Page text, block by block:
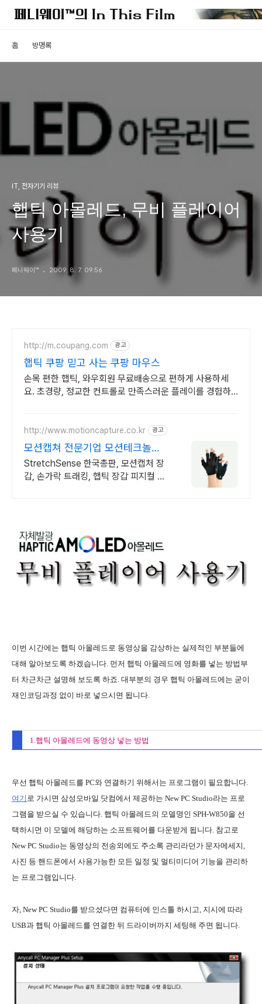
홈 방명록
IT, 전자기기 리뷰
햅틱 아몰레드, 무비 플레이어
사용기
페니웨이™ 2009. 8. 7. 09:56
http://m.coupang.com 광고
햅틱 쿠팡 믿고 사는 쿠팡 마우스
손목 편한 햅틱, 와우회원 무료배송으로 편하게 사용하세
요. 초경량, 정교한 컨트롤로 만족스러운 플레이를 경험하
http://www.motioncapture.co.kr 광고
모션캡쳐 전문기업 모션테크놀로
지
StretchSense 한국총판, 모션캡처 장
갑, 손가락 트래킹, 햅틱 장갑 피지컬 AI
이번 시간에는 햅틱 아몰레드로 동영상을 감상하는 실제적인 부분들에
대해 알아보도록 하겠습니다. 먼저 햅틱 아몰레드에 영화를 넣는 방법부
터 차근차근 설명해 보도록 하죠. 대부분의 경우 햅틱 아몰레드에는 굳이
재인코딩과정 없이 바로 넣으시면 됩니다.
1.햅틱 아몰레드에 동영상 넣는 방법
우선 햅틱 아몰레드를 PC와 연결하기 위해서는 프로그램이 필요합니다.
여기 로 가시면 삼성모바일 닷컴에서 제공하는 New PC Studio라는 프로
그램을 받으실 수 있습니다. 햅틱 아몰레드의 모델명인 SPH-W850을 선
택하시면 이 모델에 해당하는 소프트웨어를 다운받게 됩니다. 참고로
New PC Studio는 동영상의 전송외에도 주소록 관리라던가 문자메세지,
사진 등 핸드폰에서 사용가능한 모든 일정 및 멀티미디어 기능을 관리하
는 프로그램입니다.
자, New PC Studio를 받으셨다면 컴퓨터에 인스톨 하시고, 지시에 따라
USB과 햅틱 아몰레드를 연결한 뒤 드라이버까지 세팅해 주면 됩니다.